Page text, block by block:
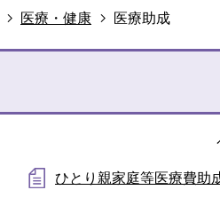
医療・健康 医療助成
ひとり親家庭等医療費助